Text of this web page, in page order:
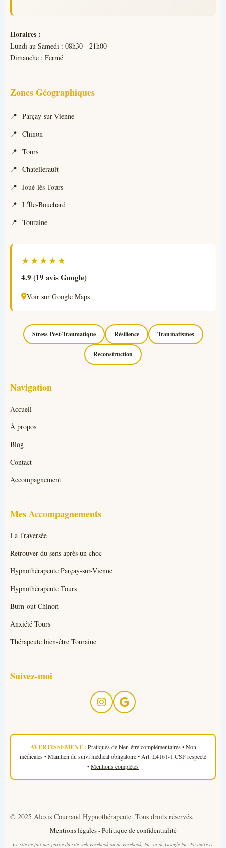
Horaires :
Lundi au Samedi : 08h30 - 21h00
Dimanche : Fermé
Zones Géographiques
Parçay-sur-Vienne
Chinon
Tours
Chatellerault
Joué-lès-Tours
L'Île-Bouchard
Touraine
★★★★★
4.9 (19 avis Google)
Voir sur Google Maps
Stress Post-Traumatique Résilience Traumatismes
Reconstruction
Navigation
Accueil
À propos
Blog
Contact
Accompagnement
Mes Accompagnements
La Traversée
Retrouver du sens après un choc
Hypnothérapeute Parçay-sur-Vienne
Hypnothérapeute Tours
Burn-out Chinon
Anxiété Tours
Thérapeute bien-être Touraine
Suivez-moi
AVERTISSEMENT : Pratiques de bien-être complémentaires • Non
médicales • Maintien du suivi médical obligatoire • Art. L4161-1 CSP respecté
•Mentions complètes
© 2025 Alexis Courraud Hypnothérapeute. Tous droits réservés.
Mentions légales-Politique de confidentialité
Ce site ne fait pas partie du site web Facebook ou de Facebook, Inc. ni de Google Inc. En outre ce